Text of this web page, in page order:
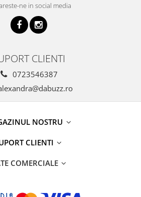
ne in social media
CLIENTI
0723546387
NOSTRU
CLIENTI
COMERCIALE